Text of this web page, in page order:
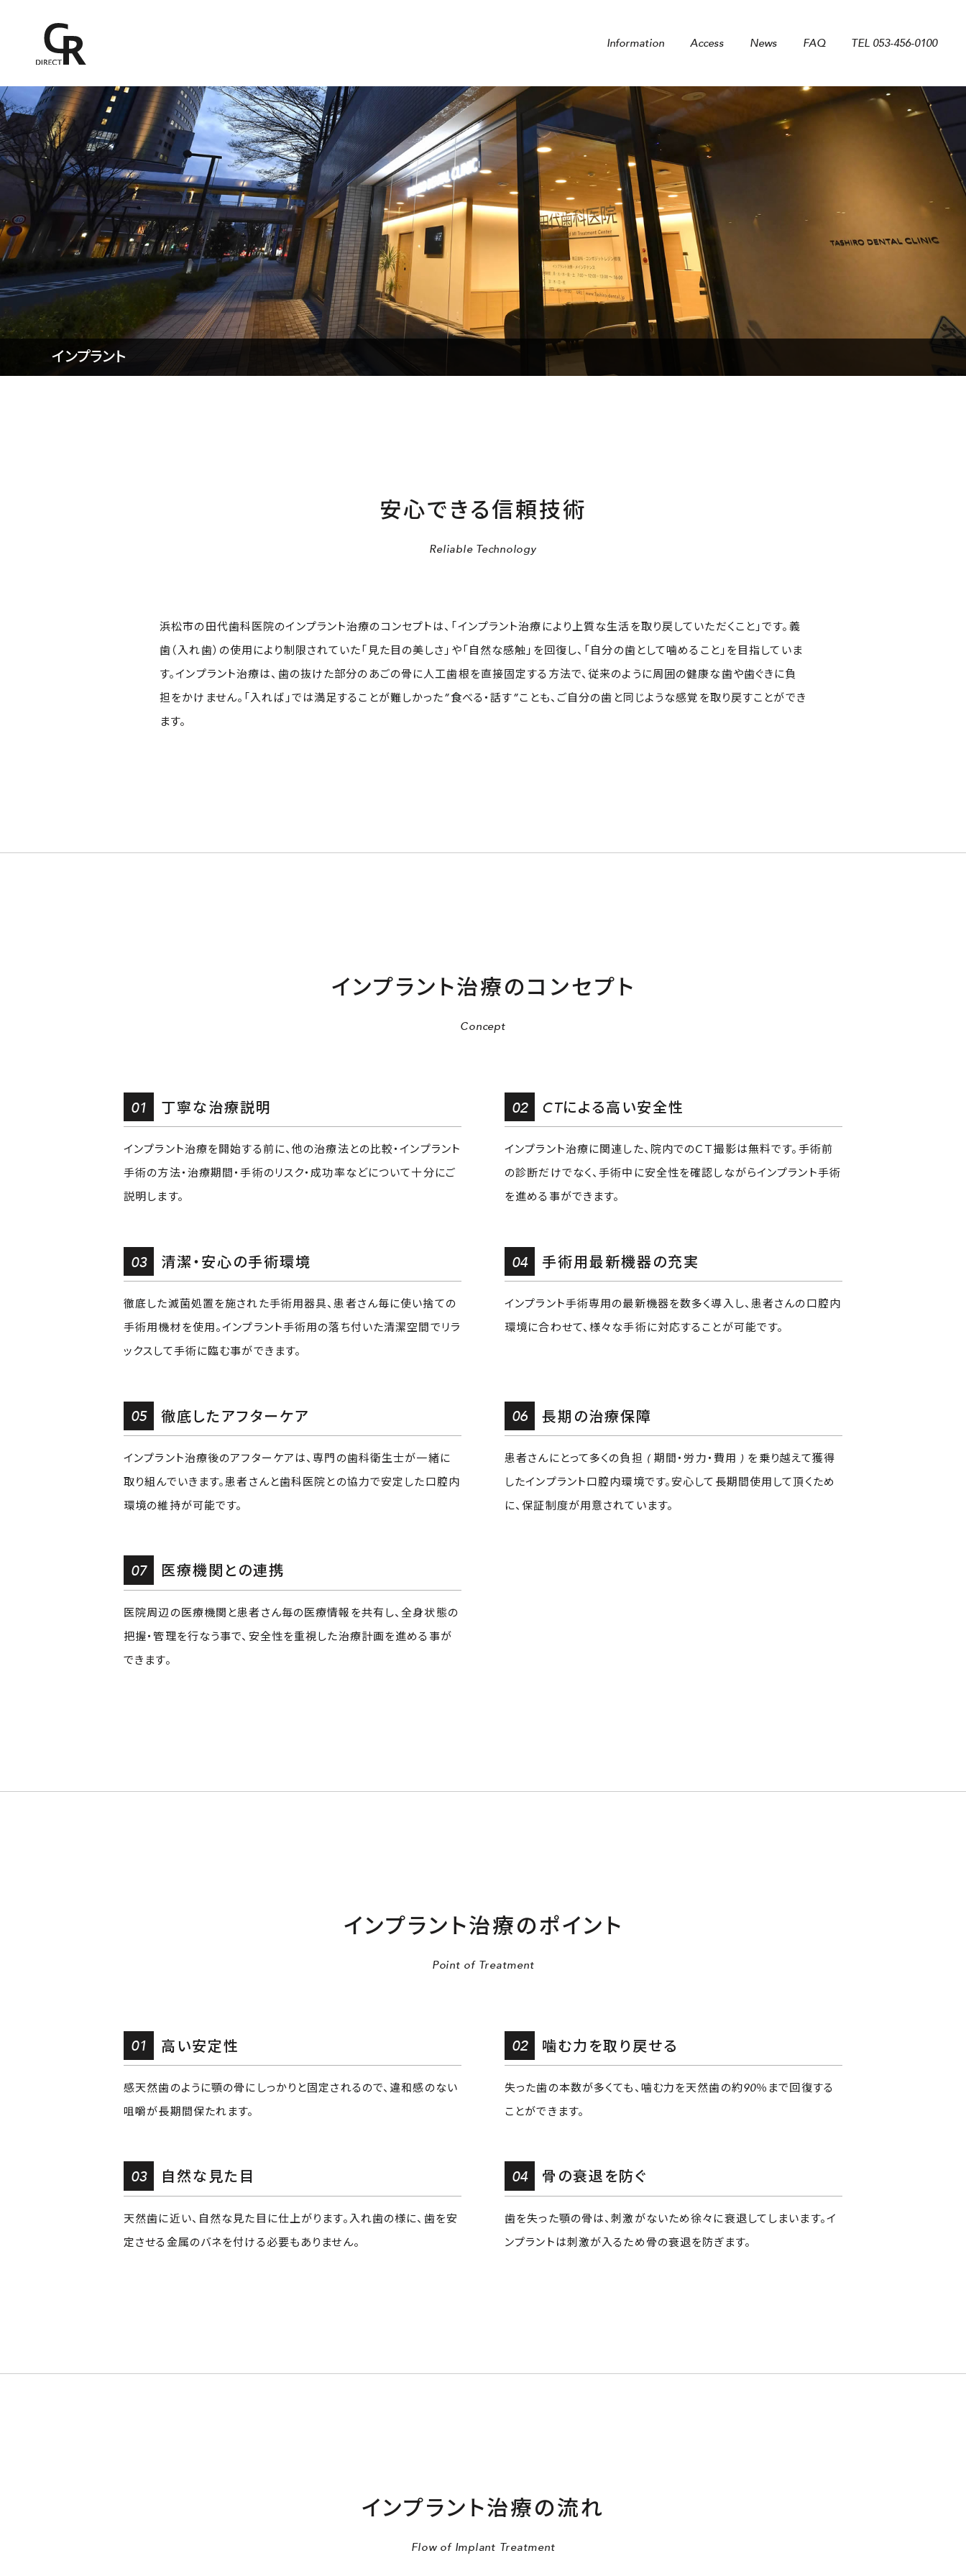
Information Access News FAQ TEL 053-456-0100
インプラント
安心できる信頼技術
Reliable Technology
浜松市の田代歯科医院のインプラント治療のコンセプトは、「インプラント治療により上質な生活を取り戻していただくこと」です。義
歯（入れ歯）の使用により制限されていた「見た目の美しさ」や「自然な感触」を回復し、「自分の歯として噛めること」を目指していま
す。インプラント治療は、歯の抜けた部分のあごの骨に人工歯根を直接固定する方法で、従来のように周囲の健康な歯や歯ぐきに負
担をかけません。「入れば」では満足することが難しかった”食べる・話す”ことも、ご自分の歯と同じような感覚を取り戻すことができ
ます。
インプラント治療のコンセプト
Concept
01 丁寧な治療説明
インプラント治療を開始する前に、他の治療法との比較・インプラント
手術の方法・治療期間・手術のリスク・成功率などについて十分にご
説明します。
02 CTによる高い安全性
インプラント治療に関連した、院内でのＣＴ撮影は無料です。手術前
の診断だけでなく、手術中に安全性を確認しながらインプラント手術
を進める事ができます。
03 清潔・安心の手術環境
徹底した滅菌処置を施された手術用器具、患者さん毎に使い捨ての
手術用機材を使用。インプラント手術用の落ち付いた清潔空間でリラ
ックスして手術に臨む事ができます。
04 手術用最新機器の充実
インプラント手術専用の最新機器を数多く導入し、患者さんの口腔内
環境に合わせて、様々な手術に対応することが可能です。
05 徹底したアフターケア
インプラント治療後のアフターケアは、専門の歯科衛生士が一緒に
取り組んでいきます。患者さんと歯科医院との協力で安定した口腔内
環境の維持が可能です。
06 長期の治療保障
患者さんにとって多くの負担 ( 期間・労力・費用 ) を乗り越えて獲得
したインプラント口腔内環境です。安心して長期間使用して頂くため
に、保証制度が用意されています。
07 医療機関との連携
医院周辺の医療機関と患者さん毎の医療情報を共有し、全身状態の
把握・管理を行なう事で、安全性を重視した治療計画を進める事が
できます。
インプラント治療のポイント
Point of Treatment
01 高い安定性
感天然歯のように顎の骨にしっかりと固定されるので、違和感のない
咀嚼が長期間保たれます。
02 噛む力を取り戻せる
失った歯の本数が多くても、噛む力を天然歯の約90％まで回復する
ことができます。
03 自然な見た目
天然歯に近い、自然な見た目に仕上がります。入れ歯の様に、歯を安
定させる金属のバネを付ける必要もありません。
04 骨の衰退を防ぐ
歯を失った顎の骨は、刺激がないため徐々に衰退してしまいます。イ
ンプラントは刺激が入るため骨の衰退を防ぎます。
インプラント治療の流れ
Flow of Implant Treatment